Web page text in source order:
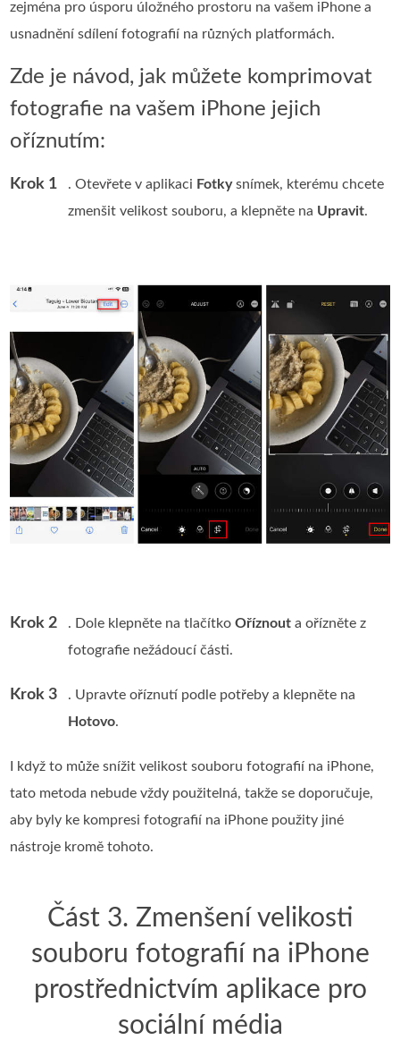
zejména pro úsporu úložného prostoru na vašem iPhone a
usnadnění sdílení fotografií na různých platformách.
Zde je návod, jak můžete komprimovat
fotografie na vašem iPhone jejich
oříznutím:
Krok 1 . Otevřete v aplikaci Fotkysnímek, kterému chcete
zmenšit velikost souboru, a klepněte na Upravit.
Krok 2 . Dole klepněte na tlačítkoOříznout a ořízněte z
fotografie nežádoucí části.
Krok 3
. Upravte oříznutí podle potřeby a klepněte na
Hotovo.
I když to může snížit velikost souboru fotografií na iPhone,
tato metoda nebude vždy použitelná, takže se doporučuje,
aby byly ke kompresi fotografií na iPhone použity jiné
nástroje kromě tohoto.
Část 3. Zmenšení velikosti
souboru fotografií na iPhone
prostřednictvím aplikace pro
sociální média